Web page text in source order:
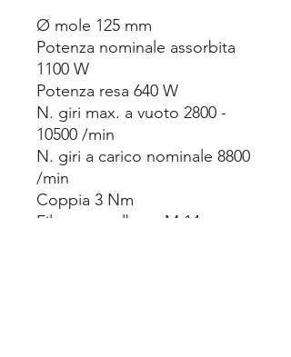
Ø mole 125 mm
Potenza nominale assorbita
1100 W
Potenza resa 640 W
N. giri max. a vuoto 2800 -
10500 /min
N. giri a carico nominale 8800
/min
Coppia 3 Nm
Filettatura albero M 14